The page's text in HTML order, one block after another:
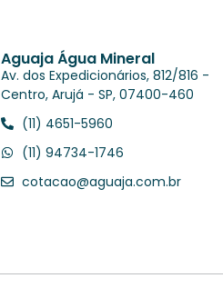
Aguaja Água Mineral
Av. dos Expedicionários, 812/816 -
Centro, Arujá - SP, 07400-460
(11) 4651-5960
(11) 94734-1746
cotacao@aguaja.com.br